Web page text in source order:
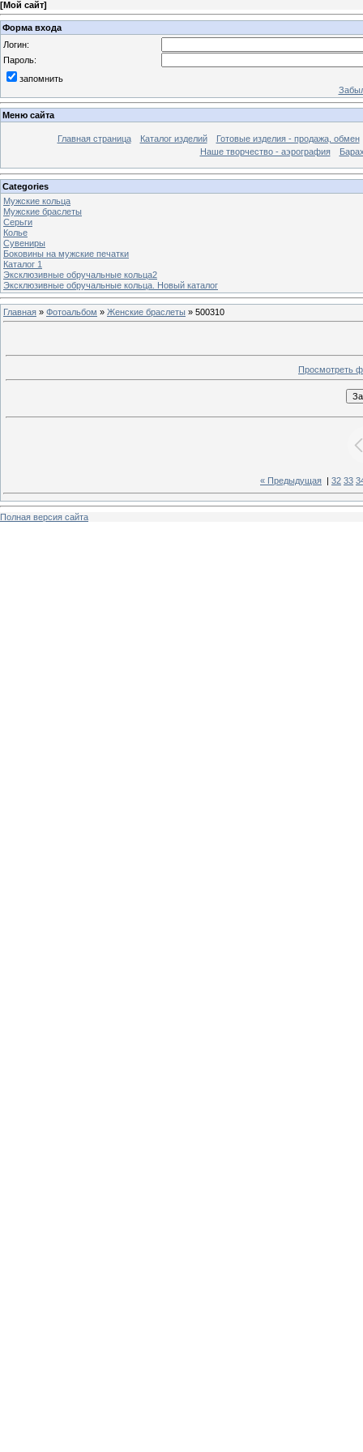
[Мой сайт]
Форма входа
Логин:
Пароль:
запомнить
Меню сайта
Главная страница Каталог изделий
Готовые изделия - продажа, обмен
Наше творчество - аэрография
Categories
Мужские кольца
Мужские браслеты
Серьги
Колье
Сувениры
Боковины на мужские печатки
Каталог 1
Эксклюзивные обручальные кольца2
Эксклюзивные обручальные кольца. Новый каталог
Главная » Фотоальбом » Женские браслеты » 500310
Просмотреть
« Предыдущая 32 33
Полная версия сайта